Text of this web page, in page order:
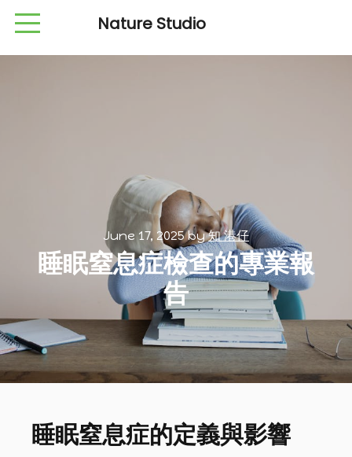
Nature Studio
June 17, 2025by知 港仔
睡眠窒息症檢查的專業報
告
睡眠窒息症的定義與影響